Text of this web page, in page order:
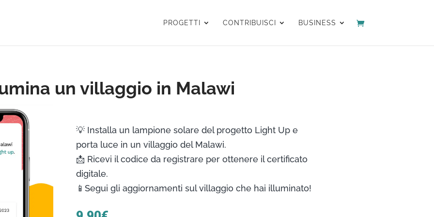
PROGETTI CONTRIBUISCI BUSINESS
un villaggio in Malawi
💡 Installa un lampione solare del progetto Light Up e
porta luce in un villaggio del Malawi.
📩 Ricevi il codice da registrare per ottenere il certificato
digitale.
📱Segui gli aggiornamenti sul villaggio che hai illuminato!